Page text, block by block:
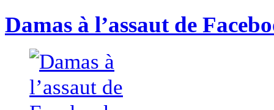
Damas à l’assaut de